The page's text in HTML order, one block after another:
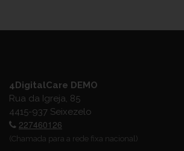
4DigitalCare DEMO
Rua da Igreja, 85
4415-937 Seixezelo
227460126
(Chamada para a rede fixa nacional)